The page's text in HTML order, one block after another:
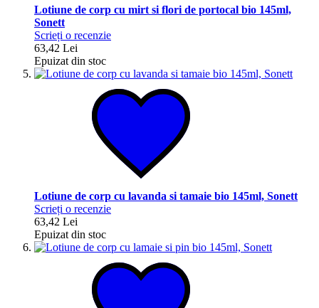
Lotiune de corp cu mirt si flori de portocal bio 145ml,
Sonett
Scrieți o recenzie
63,42 Lei
Epuizat din stoc
Lotiune de corp cu lavanda si tamaie bio 145ml, Sonett
Scrieți o recenzie
63,42 Lei
Epuizat din stoc